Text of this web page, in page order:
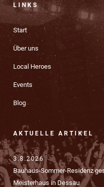
LINKS
Start
Über uns
Local Heroes
Events
Blog
AKTUELLE ARTIKEL
3.8.2026
Bauhaus-Sommer-Residenz
Meisterhaus in Dessau